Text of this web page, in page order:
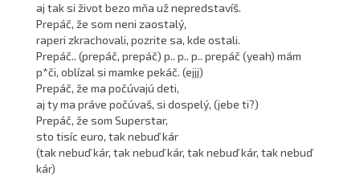
aj tak si život bezo mňa už nepredstavíš.
Prepáč, že som neni zaostalý,
raperi zkrachovali, pozrite sa, kde ostali.
Prepáč.. (prepáč, prepáč) p.. p.. p.. prepáč (yeah) mám
p*či, oblízal si mamke pekáč. (ejjj)
Prepáč, že ma počúvajú deti,
aj ty ma práve počúvaš, si dospelý, (jebe ti?)
Prepáč, že som Superstar,
sto tisíc euro, tak nebuď kár
(tak nebuď kár, tak nebuď kár, tak nebuď kár, tak nebuď
kár)